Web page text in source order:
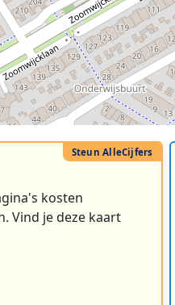
kosten
Vind je deze kaart